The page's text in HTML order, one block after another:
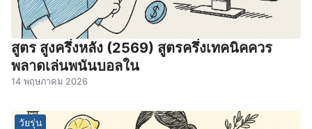
สูตร สูงครึ่งหลัง (2569) สูตรครึ่งเทคนิคควร
พลาดเล่นพนันบอลใน
14 พฤษภาคม 2026
วัยรุ่น